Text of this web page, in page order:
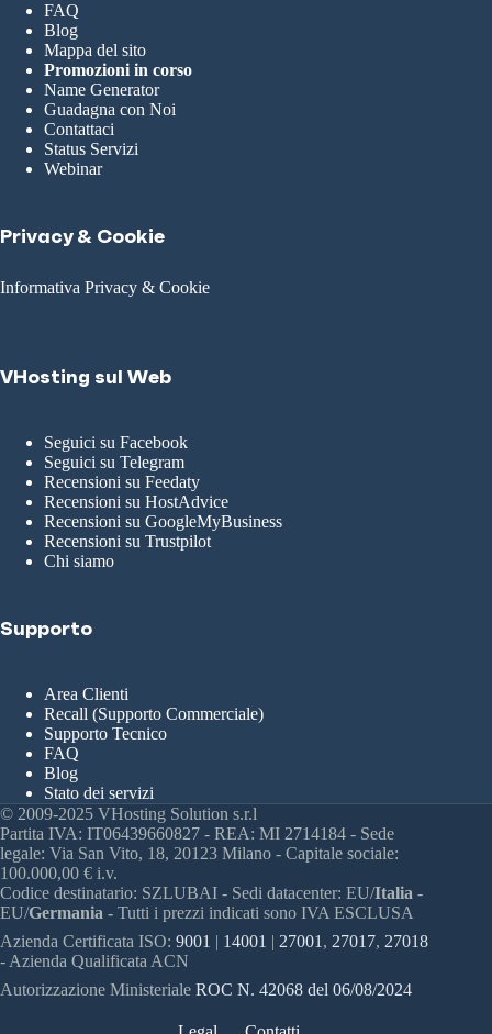
FAQ
Blog
Mappa del sito
Promozioni in corso
Name Generator
Guadagna con Noi
Contattaci
Status Servizi
Webinar
Privacy & Cookie
Informativa Privacy & Cookie
VHosting sul Web
Seguici su Facebook
Seguici su Telegram
Recensioni su Feedaty
Recensioni su HostAdvice
Recensioni su GoogleMyBusiness
Recensioni su Trustpilot
Chi siamo
Supporto
Area Clienti
Recall (Supporto Commerciale)
Supporto Tecnico
FAQ
Blog
Stato dei servizi
© 2009-2025 VHosting Solution s.r.l
Partita IVA: IT06439660827 - REA: MI 2714184 - Sede
legale: Via San Vito, 18, 20123 Milano - Capitale sociale:
100.000,00 € i.v.
Codice destinatario: SZLUBAI - Sedi datacenter: EU/Italia -
EU/Germania - Tutti i prezzi indicati sono IVA ESCLUSA
Azienda Certificata ISO: 9001 | 14001 | 27001 , 27017, 27018
- Azienda Qualificata ACN
Autorizzazione Ministeriale ROC N. 42068 del 06/08/2024